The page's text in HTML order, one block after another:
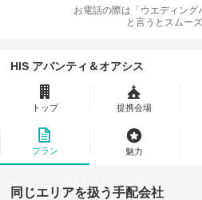
お電話の際は「ウエディング
と言うとスムーズ
HIS アバンティ＆オアシス
トップ 提携会場
プラン 魅力
同じエリアを扱う手配会社